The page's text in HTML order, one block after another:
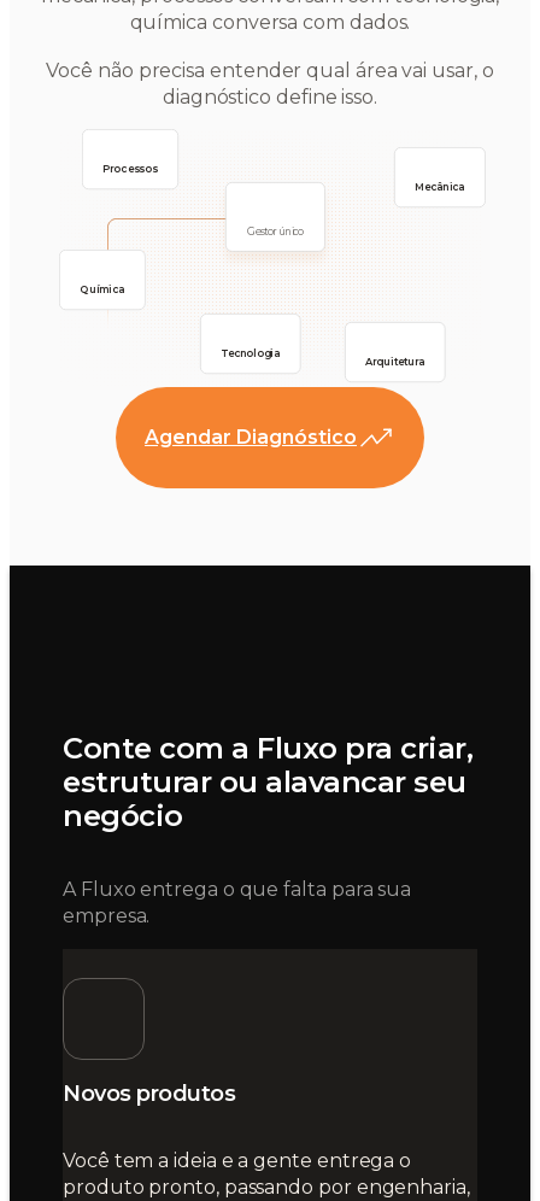
Processos
Gestor único
Mecânica
Tecnologia
Arquitetura
Química
química conversa com dados.
Você não precisa entender qual área vai usar, o
diagnóstico define isso.
Agendar Diagnóstico
Conte com a Fluxo pra criar,
estruturar ou alavancar seu
negócio
A Fluxo entrega o que falta para sua
empresa.
Novos produtos
Você tem a ideia e a gente entrega o
produto pronto, passando por engenharia,